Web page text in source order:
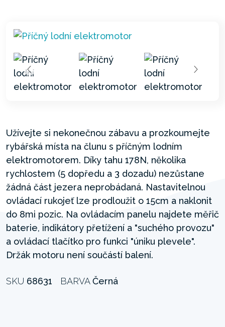
Užívejte si nekonečnou zábavu a prozkoumejte
rybářská místa na člunu s příčným lodním
elektromotorem. Díky tahu 178N, několika
rychlostem (5 dopředu a 3 dozadu) nezůstane
žádná část jezera neprobádaná. Nastavitelnou
ovládací rukojeť lze prodloužit o 15cm a naklonit
do 8mi pozic. Na ovládacím panelu najdete měřič
baterie, indikátory přetížení a "suchého provozu"
a ovládací tlačítko pro funkci "úniku plevele".
Držák motoru není součástí balení.
SKU 68631 BARVAČerná